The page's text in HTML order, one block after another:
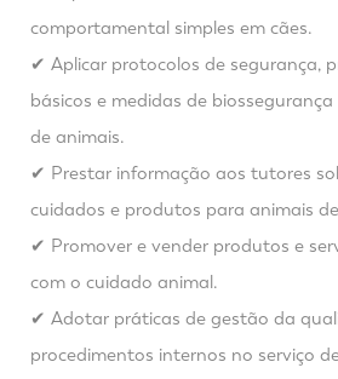
comportamental simples em cães.
✔ Aplicar protocolos de segurança,
básicos e medidas de
de animais.
✔ Prestar informação aos tutores
cuidados e produtos para animais
✔ Promover e vender produtos e
com o cuidado animal.
✔ Adotar práticas de gestão da
procedimentos internos no serviço